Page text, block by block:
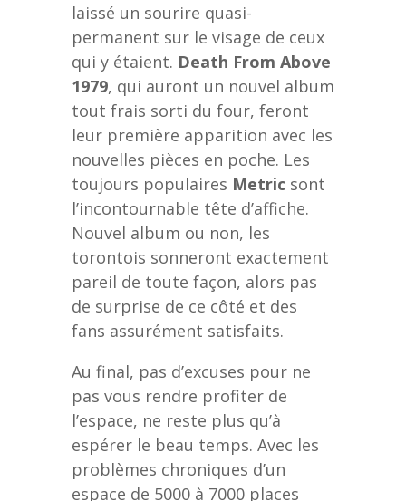
laissé un sourire quasi-
permanent sur le visage de ceux
qui y étaient. Death From Above
1979, qui auront un nouvel album
tout frais sorti du four, feront
leur première apparition avec les
nouvelles pièces en poche. Les
toujours populaires Metric sont
l’incontournable tête d’affiche.
Nouvel album ou non, les
torontois sonneront exactement
pareil de toute façon, alors pas
de surprise de ce côté et des
fans assurément satisfaits.
Au final, pas d’excuses pour ne
pas vous rendre profiter de
l’espace, ne reste plus qu’à
espérer le beau temps. Avec les
problèmes chroniques d’un
espace de 5000 à 7000 places